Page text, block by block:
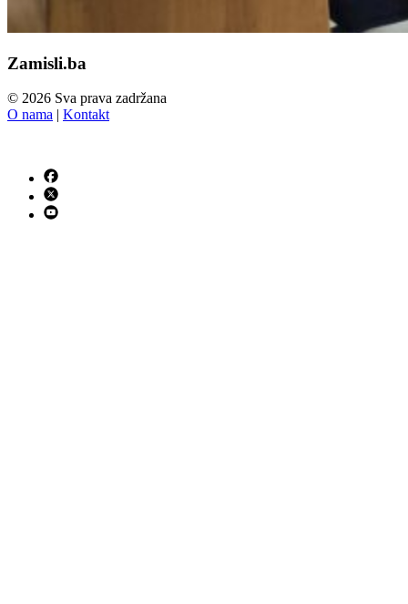
Zamisli.ba
© 2026 Sva prava zadržana
O nama | Kontakt